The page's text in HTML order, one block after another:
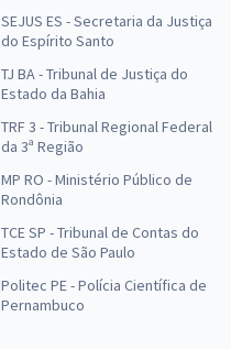
SEJUS ES - Secretaria da Justiça
do Espírito Santo
TJ BA - Tribunal de Justiça do
Estado da Bahia
TRF 3 - Tribunal Regional Federal
da 3ª Região
MP RO - Ministério Público de
Rondônia
TCE SP - Tribunal de Contas do
Estado de São Paulo
Politec PE - Polícia Científica de
Pernambuco